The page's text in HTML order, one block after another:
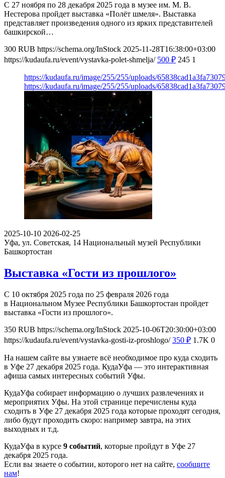
С 27 ноября по 28 декабря 2025 года в музее им. М. В.
Нестерова пройдет выставка «Полёт шмеля». Выставка
представляет произведения одного из ярких представителей
башкирской…
300 RUB https://schema.org/InStock 2025-11-28T16:38:00+03:00
https://kudaufa.ru/event/vystavka-polet-shmelja/ 500 ₽ 245 1
https://kudaufa.ru/image/255/255/uploads/
https://kudaufa.ru/image/255/255/uploads/
2025-10-10 2026-02-25
Уфа, ул. Советская, 14 Национальный музей Республики
Башкортостан
Выставка «Гости из прошлого»
С 10 октября 2025 года по 25 февраля 2026 года
в Национальном Музее Республики Башкортостан пройдет
выставка «Гости из прошлого».
350 RUB https://schema.org/InStock 2025-10-06T20:30:00+03:00
https://kudaufa.ru/event/vystavka-gosti-iz-proshlogo/ 350 ₽ 1.7K 0
На нашем сайте вы узнаете всё необходимое про куда сходить
в Уфе 27 декабря 2025 года. КудаУфа — это интерактивная
афиша самых интересных событий Уфы.
КудаУфа собирает информацию о лучших развлечениях и
мероприятих Уфы. На этой странице перечислены куда
сходить в Уфе 27 декабря 2025 года которые проходят сегодня,
либо будут проходить скоро: например завтра, на этих
выходных и т.д.
КудаУфа в курсе 9 событий, которые пройдут в Уфе 27
декабря 2025 года.
Если вы знаете о событии, которого нет на сайте, сообщите
нам!